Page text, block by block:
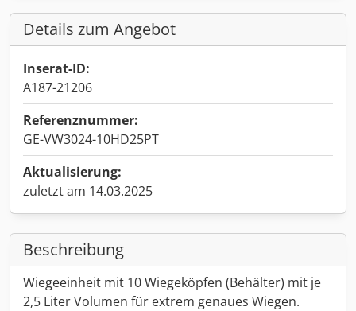
Details zum Angebot
Inserat-ID:
A187-21206
Referenznummer:
GE-VW3024-10HD25PT
Aktualisierung:
zuletzt am 14.03.2025
Beschreibung
Wiegeeinheit mit 10 Wiegeköpfen (Behälter) mit je
2,5 Liter Volumen für extrem genaues Wiegen.